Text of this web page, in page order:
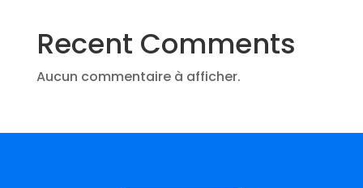
Recent Comments
Aucun commentaire à afficher.